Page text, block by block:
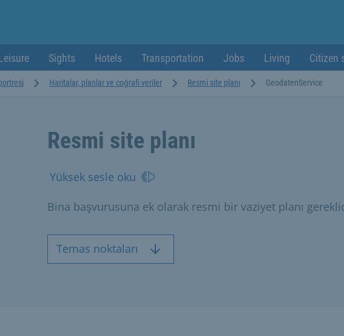
Sights Hotels Transportation Jobs Living Citizen
Haritalar, planlar ve coğrafi veriler Resmi site planı GeodatenService
Resmi site planı
Yüksek sesle oku
Bina başvurusuna ek olarak resmi bir vaziyet planı
Temas noktaları